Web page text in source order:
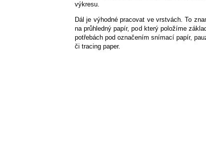
výkresu.
Dál je výhodné pracovat ve vrstvách. To
na průhledný papír, pod který položíme
potřebách pod označením snímací papír,
či tracing paper.